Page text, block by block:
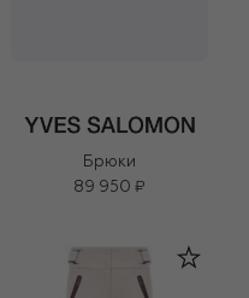
Брюки
89 950 ₽